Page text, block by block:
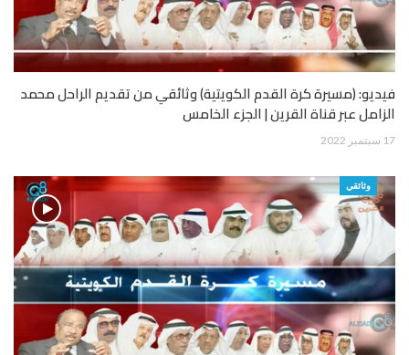
فيديو: (مسيرة كرة القدم الكويتية) وثائقي من تقديم الراحل محمد
الزامل عبر قناة القرين | الجزء الخامس
17 سبتمبر 2022
وثائقي